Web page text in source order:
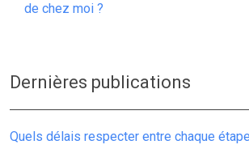
de chez moi ?
Dernières publications
Quels délais respecter entre chaque